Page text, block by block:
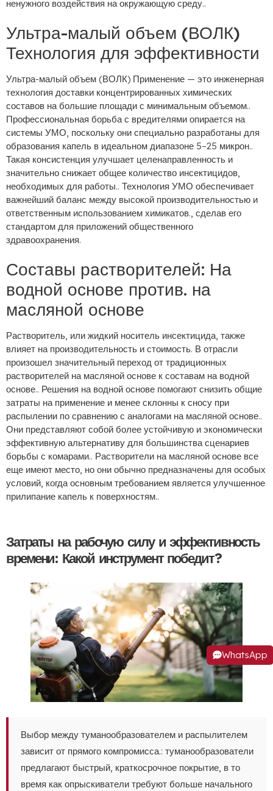
ненужного воздействия на окружающую среду..
Ультра-малый объем (ВОЛК)
Технология для эффективности
Ультра-малый объем (ВОЛК) Применение — это инженерная
технология доставки концентрированных химических
составов на большие площади с минимальным объемом..
Профессиональная борьба с вредителями опирается на
системы УМО, поскольку они специально разработаны для
образования капель в идеальном диапазоне 5–25 микрон..
Такая консистенция улучшает целенаправленность и
значительно снижает общее количество инсектицидов,
необходимых для работы.. Технология УМО обеспечивает
важнейший баланс между высокой производительностью и
ответственным использованием химикатов., сделав его
стандартом для приложений общественного
здравоохранения.
Составы растворителей: На
водной основе против. на
масляной основе
Растворитель, или жидкий носитель инсектицида, также
влияет на производительность и стоимость. В отрасли
произошел значительный переход от традиционных
растворителей на масляной основе к составам на водной
основе.. Решения на водной основе помогают снизить общие
затраты на применение и менее склонны к сносу при
распылении по сравнению с аналогами на масляной основе..
Они представляют собой более устойчивую и экономически
эффективную альтернативу для большинства сценариев
борьбы с комарами.. Растворители на масляной основе все
еще имеют место, но они обычно предназначены для особых
условий, когда основным требованием является улучшенное
прилипание капель к поверхностям..
Затраты на рабочую силу и эффективность
времени: Какой инструмент победит?
Выбор между туманообразователем и распылителем
зависит от прямого компромисса.: туманообразователи
предлагают быстрый, краткосрочное покрытие, в то
время как опрыскиватели требуют больше начального
WhatsApp